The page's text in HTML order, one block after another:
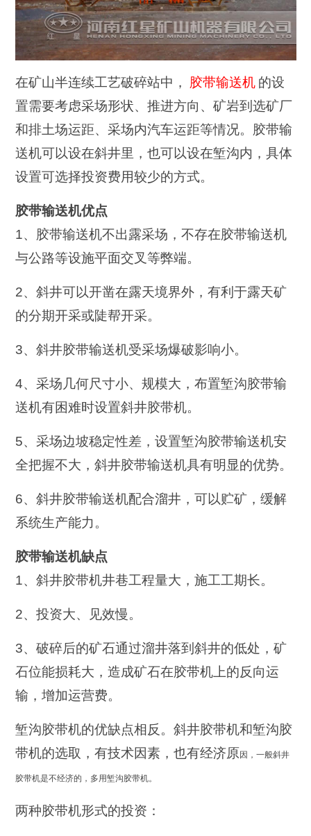
在矿山半连续工艺破碎站中， 胶带输送机 的设
置需要考虑采场形状、推进方向、矿岩到选矿厂
和排土场运距、采场内汽车运距等情况。胶带输
送机可以设在斜井里，也可以设在堑沟内，具体
设置可选择投资费用较少的方式。
胶带输送机优点
1、胶带输送机不出露采场，不存在胶带输送机
与公路等设施平面交叉等弊端。
2、斜井可以开凿在露天境界外，有利于露天矿
的分期开采或陡帮开采。
3、斜井胶带输送机受采场爆破影响小。
4、采场几何尺寸小、规模大，布置堑沟胶带输
送机有困难时设置斜井胶带机。
5、采场边坡稳定性差，设置堑沟胶带输送机安
全把握不大，斜井胶带输送机具有明显的优势。
6、斜井胶带输送机配合溜井，可以贮矿，缓解
系统生产能力。
胶带输送机缺点
1、斜井胶带机井巷工程量大，施工工期长。
2、投资大、见效慢。
3、破碎后的矿石通过溜井落到斜井的低处，矿
石位能损耗大，造成矿石在胶带机上的反向运
输，增加运营费。
堑沟胶带机的优缺点相反。斜井胶带机和堑沟胶
带机的选取，有技术因素，也有经济原因，一般斜井
胶带机是不经济的，多用堑沟胶带机。
两种胶带机形式的投资：